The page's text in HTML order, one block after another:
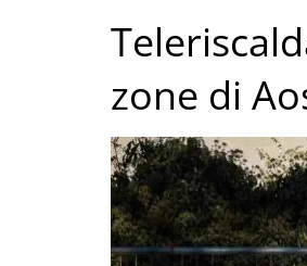
zone di